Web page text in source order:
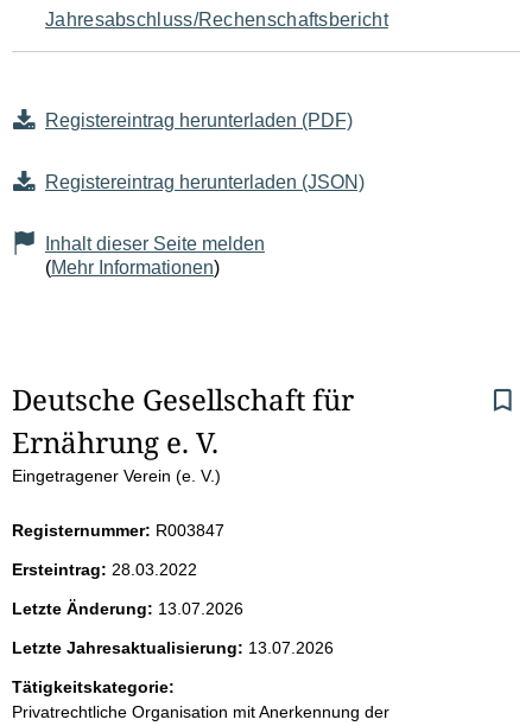
Jahresabschluss/Rechenschaftsbericht
Registereintrag herunterladen (PDF)
Registereintrag herunterladen (JSON)
Inhalt dieser Seite melden
(Mehr Informationen)
S
e
t
e
n
i
Deutsche Gesellschaft für
Ernährung e. V.
Eingetragener Verein (e. V.)
Registernummer: R003847
Ersteintrag: 28.03.2022
Letzte Änderung: 13.07.2026
Letzte Jahresaktualisierung: 13.07.2026
Tätigkeitskategorie:
Privatrechtliche Organisation mit Anerkennung der